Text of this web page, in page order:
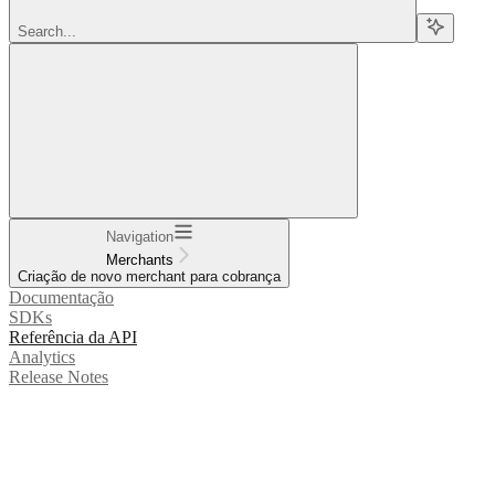
Search...
Navigation
Merchants
Criação de novo merchant para cobrança
Documentação
SDKs
Referência da API
Analytics
Release Notes